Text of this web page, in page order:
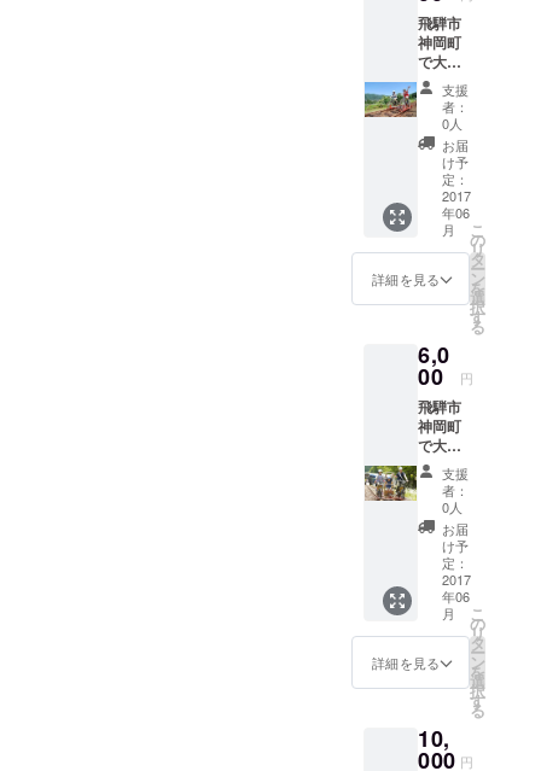
※ご自宅
に配送
いたし
ます。
飛騨市
神岡町
で大人
気！
レール
マウン
テンバ
イク
『Gatta
Go!!』
のペア
チケッ
トで
す。人
イブ
リッド
型車
両。い
わゆる
電動ア
シスト
機能付
きの車
両で、
電動
モー
ターが
ペダル
を漕ぐ
力を補
助し、
す。景
色を楽
支援
者：
0人
お届
け予
定：
2017
年06
月
詳細を見る
こ
の
リ
タ
ー
ン
を
選
択
す
る
6,0
00 円
飛騨市
神岡町
で大人
気！
レール
マウン
テンバ
イク
『Gatta
Go!!』
の観覧
シート
セット
チケッ
イブ
リッド
支援
者：
0人
お届
け予
定：
2017
年06
月
詳細を見る
こ
の
リ
タ
ー
ン
を
選
択
す
る
10,
000 円